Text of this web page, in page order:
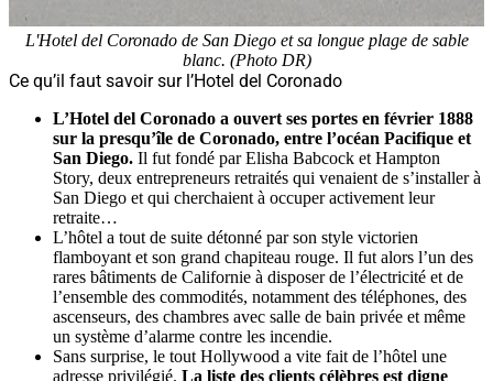
L'Hotel del Coronado de San Diego et sa longue plage de sable
blanc. (Photo DR)
Ce qu’il faut savoir sur l’Hotel del Coronado
L’Hotel del Coronado a ouvert ses portes en février 1888
sur la presqu’île de Coronado, entre l’océan Pacifique et
San Diego. Il fut fondé par Elisha Babcock et Hampton
Story, deux entrepreneurs retraités qui venaient de s’installer à
San Diego et qui cherchaient à occuper activement leur
retraite…
L’hôtel a tout de suite détonné par son style victorien
flamboyant et son grand chapiteau rouge. Il fut alors l’un des
rares bâtiments de Californie à disposer de l’électricité et de
l’ensemble des commodités, notamment des téléphones, des
ascenseurs, des chambres avec salle de bain privée et même
un système d’alarme contre les incendie.
Sans surprise, le tout Hollywood a vite fait de l’hôtel une
adresse privilégié. La liste des clients célèbres est digne